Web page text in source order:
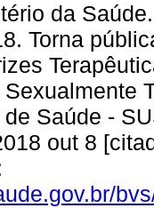
da
Torna
Saúde -
out 8